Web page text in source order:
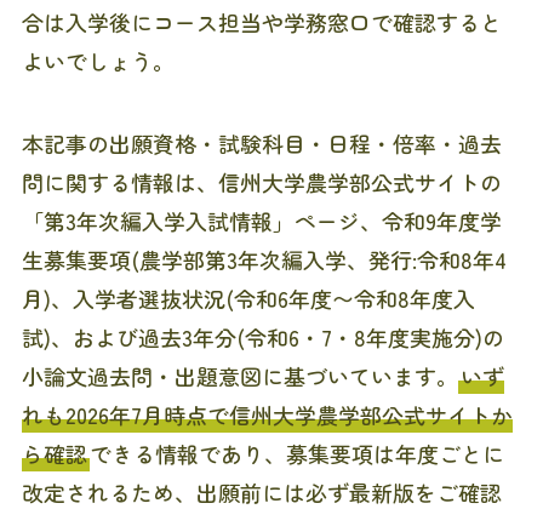
合は入学後にコース担当や学務窓口で確認すると
よいでしょう。
本記事の出願資格・試験科目・日程・倍率・過去
問に関する情報は、信州大学農学部公式サイトの
「第3年次編入学入試情報」ページ、令和9年度学
生募集要項(農学部第3年次編入学、発行:令和8年4
月)、入学者選抜状況(令和6年度〜令和8年度入
試)、および過去3年分(令和6・7・8年度実施分)の
小論文過去問・出題意図に基づいています。 いず
れも2026年7月時点で信州大学農学部公式サイトか
ら確認できる情報であり、募集要項は年度ごとに
改定されるため、出願前には必ず最新版をご確認